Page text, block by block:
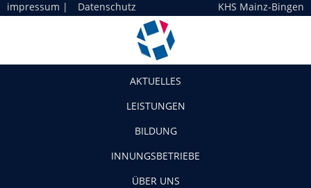
impressum | Datenschutz KHS Mainz-Bingen
AKTUELLES
LEISTUNGEN
BILDUNG
INNUNGSBETRIEBE
ÜBER UNS